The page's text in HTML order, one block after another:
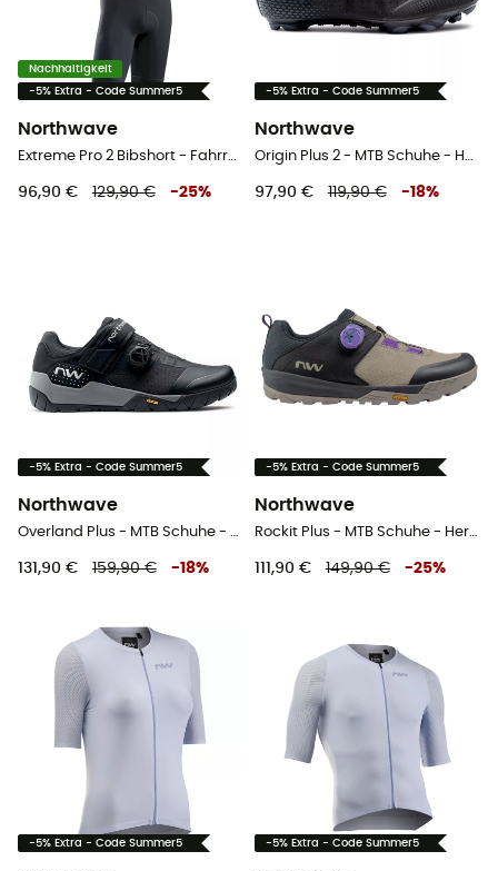
Nachhaltigkeit
-5% Extra - Code Summer5
Northwave
Extreme Pro 2 Bibshort - Fahrradhose - Herren
96,90 € 129,90 € -25%
-5% Extra - Code Summer5
Northwave
Origin Plus 2 - MTB Schuhe - Herren
97,90 € 119,90 € -18%
-5% Extra - Code Summer5
Northwave
Overland Plus - MTB Schuhe - Herren
131,90 € 159,90 € -18%
-5% Extra - Code Summer5
Northwave
Rockit Plus - MTB Schuhe - Herren
111,90 € 149,90 € -25%
-5% Extra - Code Summer5 -5% Extra - Code Summer5